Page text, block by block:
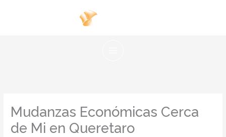
Mudanzas Económicas Cerca
de Mi en Queretaro